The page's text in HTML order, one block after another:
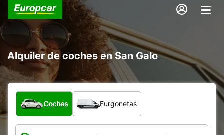
Alquiler de coches en San Galo
¿Qué tipo de vehículo?
Coches Furgonetas